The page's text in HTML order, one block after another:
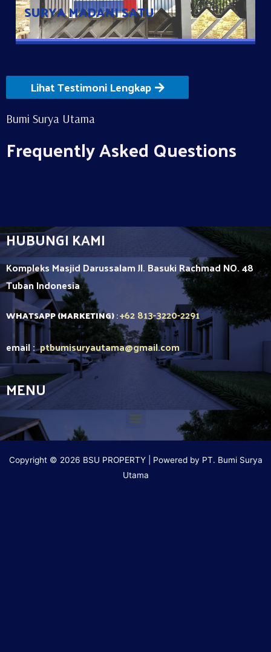
SURYA MADANI SATU
Lihat Testimoni Lengkap
Bumi Surya Utama
Frequently Asked Questions
HUBUNGI KAMI
Kompleks Masjid Darussalam Jl. Basuki Rachmad NO. 48
TubanIndonesia
WHATSAPP (MARKETING):+62 813-3220-2291
email :ptbumisuryautama@gmail.com
MENU
Copyright © 2026 BSU PROPERTY | Powered by PT. Bumi Surya
Utama